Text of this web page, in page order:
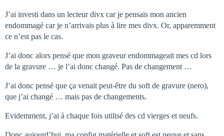
J’ai investi dans un lecteur divx car je pensais mon ancien
endommagé car je n’arrivais plus à lire mes divx. Or, apparemment
ce n’est pas le cas.
J’ai donc alors pensé que mon graveur endommageait mes cd lors
de la gravure … je l’ai donc changé. Pas de changement …
J’ai donc pensé que ça venait peut-être du soft de gravure (nero),
que j’ai changé … mais pas de changements.
Evidemment, j’ai à chaque fois utilisé des cd vierges et neufs.